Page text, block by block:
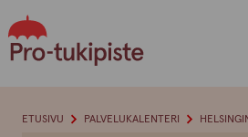
to
content
ETUSIVU PALVELUKALENTERI